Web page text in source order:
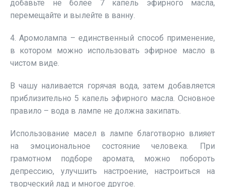
добавьте не более 7 капель эфирного масла,
перемещайте и вылейте в ванну.
4. Аромолампа – единственный способ применение,
в котором можно использовать эфирное масло в
чистом виде.
В чашу наливается горячая вода, затем добавляется
приблизительно 5 капель эфирного масла. Основное
правило – вода в лампе не должна закипать.
Использование масел в лампе благотворно влияет
на эмоциональное состояние человека. При
грамотном подборе аромата, можно побороть
депрессию, улучшить настроение, настроиться на
творческий лад и многое другое.